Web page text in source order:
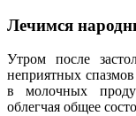
Лечимся
Утром после
неприятных
в молочных
облегчая общее